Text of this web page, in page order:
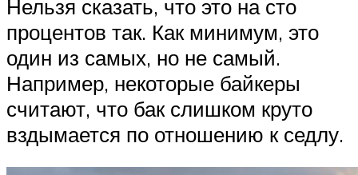
Нельзя сказать, что это на сто
процентов так. Как минимум, это
один из самых, но не самый.
Например, некоторые байкеры
считают, что бак слишком круто
вздымается по отношению к седлу.